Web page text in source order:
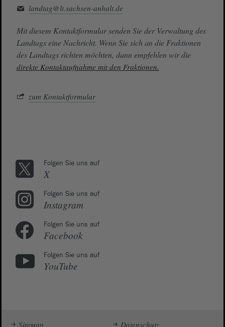
landtag@lt.sachsen-anhalt.de
Mit diesem Kontaktformular senden Sie der Verwaltung des
Landtags eine Nachricht. Wenn Sie sich an die Fraktionen
des Landtags richten möchten, dann empfehlen wir die
direkte Kontaktaufnahme mit den Fraktionen.
zum Kontaktformular
Folgen Sie uns auf
X
Folgen Sie uns auf
Instagram
Folgen Sie uns auf
Facebook
Folgen Sie uns auf
YouTube
Sitemap Datenschutz